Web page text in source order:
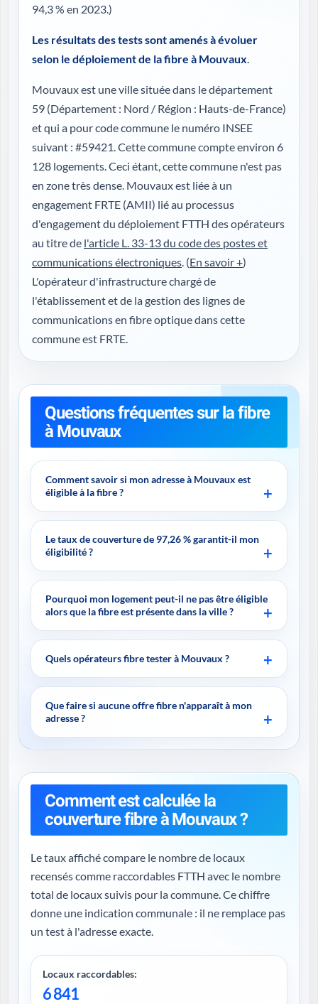
94,3 % en 2023.)
Les résultats des tests sont amenés à évoluer
selon le déploiement de la fibre à Mouvaux.
Mouvaux est une ville située dans le département
59 (Département : Nord / Région : Hauts-de-France)
et qui a pour code commune le numéro INSEE
suivant : #59421. Cette commune compte environ 6
128 logements. Ceci étant, cette commune n'est pas
en zone très dense. Mouvaux est liée à un
engagement FRTE (AMII) lié au processus
d'engagement du déploiement FTTH des opérateurs
au titre de l'article L. 33-13 du code des postes et
communications électroniques. (En savoir +)
L'opérateur d'infrastructure chargé de
l'établissement et de la gestion des lignes de
communications en fibre optique dans cette
commune est FRTE.
Questions fréquentes sur la fibre
à Mouvaux
Comment savoir si mon adresse à Mouvaux est
éligible à la fibre ?
Le taux de couverture de 97,26 % garantit-il mon
éligibilité ?
Pourquoi mon logement peut-il ne pas être éligible
alors que la fibre est présente dans la ville ?
Quels opérateurs fibre tester à Mouvaux ?
Que faire si aucune offre fibre n'apparaît à mon
adresse ?
Comment est calculée la
couverture fibre à Mouvaux ?
Le taux affiché compare le nombre de locaux
recensés comme raccordables FTTH avec le nombre
total de locaux suivis pour la commune. Ce chiffre
donne une indication communale : il ne remplace pas
un test à l'adresse exacte.
Locaux raccordables:
6 841